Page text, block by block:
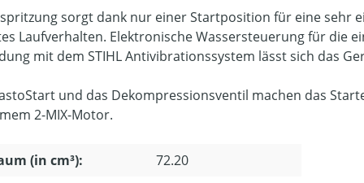
sorgt dank nur einer Startposition für eine sehr
Laufverhalten. Elektronische Wassersteuerung für die
mit dem STIHL Antivibrationssystem lässt sich das
und das Dekompressionsventil machen das
2-MIX-Motor.
(in cm³):
72.20